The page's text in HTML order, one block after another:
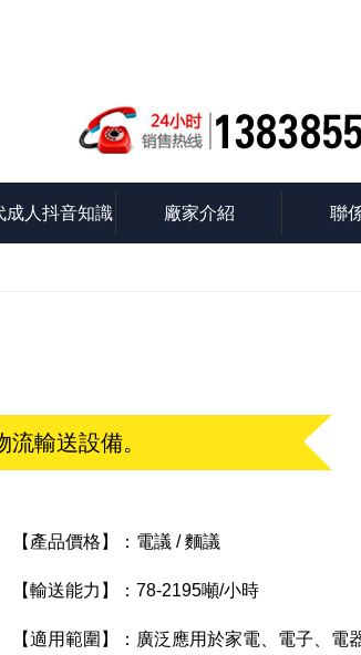
成人抖音知識 廠家介紹 聯
輸送設備。
【產品價格】：電議 / 麵議
【輸送能力】：78-2195噸/小時
【適用範圍】：廣泛應用於家電、電子、電